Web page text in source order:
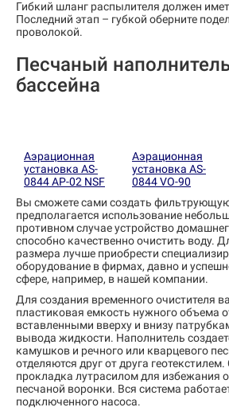
Гибкий шланг распылителя должен
Последний этап – губкой оберните
проволокой.
Песчаный
бассейна
Аэрационная
установка AS-
0844 AP-02 NSF
Аэрационная
установка AS-
0844 VO-90
Вы сможете сами создать фильтрующую
предполагается использование
противном случае устройство
способно качественно очистить воду.
размера лучше приобрести
оборудование в фирмах, давно и
сфере, например, в нашей компании.
Для создания временного очистителя
пластиковая емкость нужного объема
вставленными вверху и внизу
вывода жидкости. Наполнитель
камушков и речного или кварцевого
отделяются друг от друга
прокладка лутрасилом для избежания
песчаной воронки. Вся система
подключенного насоса.